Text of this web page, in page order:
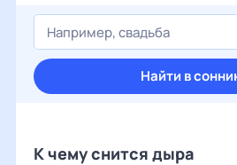
Найти в
К чему снится дыра